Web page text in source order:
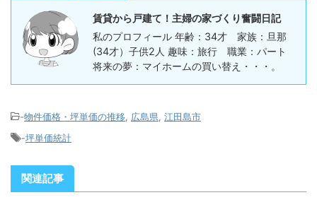
賃貸から戸建て！主婦の家づくり奮闘日記
私のプロフィール 年齢：34才 家族：旦那
(34才）子供2人 趣味：旅行 職業：パート
将来の夢：マイホームの買い替え・・・。
-物件価格・坪単価の推移 広島県 江田島市
-坪単価統計
関連記事